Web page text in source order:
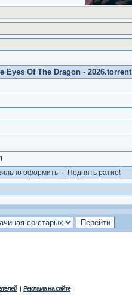
Eyes Of The Dragon - 2026.torrent
оформить · Поднять ратио!
| Реклама на сайте